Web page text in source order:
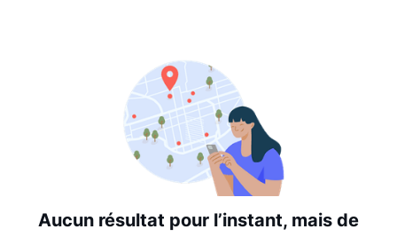
Date: les plus anciens d’abord
Aucun résultat pour l’instant, mais de